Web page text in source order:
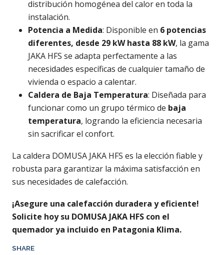
distribución homogénea del calor en toda la
instalación.
Potencia a Medida: Disponible en 6 potencias
diferentes, desde 29 kW hasta 88 kW, la gama
JAKA HFS se adapta perfectamente a las
necesidades específicas de cualquier tamaño de
vivienda o espacio a calentar.
Caldera de Baja Temperatura: Diseñada para
funcionar como un grupo térmico de baja
temperatura, logrando la eficiencia necesaria
sin sacrificar el confort.
La caldera DOMUSA JAKA HFS es la elección fiable y
robusta para garantizar la máxima satisfacción en
sus necesidades de calefacción.
¡Asegure una calefacción duradera y eficiente!
Solicite hoy su DOMUSA JAKA HFS con el
quemador ya incluido en Patagonia Klima.
SHARE